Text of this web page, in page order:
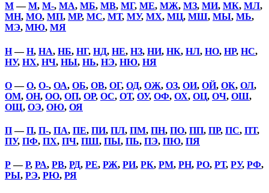
М—М, М-, МА, МБ, МВ, МГ, МЕ, МЖ, МЗ, МИ, МК, МЛ,
МН, МО, МП, МР, МС, МТ, МУ, МХ, МЦ, МШ, МЫ, МЬ,
МЭ, МЮ, МЯ
Н—Н, НА, НБ, НГ, НД, НЕ, НЗ, НИ, НК, НЛ, НО, НР, НС,
НУ, НХ, НЧ, НЫ, НЬ, НЭ, НЮ, НЯ
О—О, О-, ОА, ОБ, ОВ, ОГ, ОД, ОЖ, ОЗ, ОИ, ОЙ, ОК, ОЛ,
ОМ, ОН, ОО, ОП, ОР, ОС, ОТ, ОУ, ОФ, ОХ, ОЦ, ОЧ, ОШ,
ОЩ, ОЭ, ОЮ, ОЯ
П—П, П-, ПА, ПЕ, ПИ, ПЛ, ПМ, ПН, ПО, ПП, ПР, ПС, ПТ,
ПУ, ПФ, ПХ, ПЧ, ПШ, ПЫ, ПЬ, ПЭ, ПЮ, ПЯ
Р—Р, РА, РВ, РД, РЕ, РЖ, РИ, РК, РМ, РН, РО, РТ, РУ, РФ,
РЫ, РЭ, РЮ, РЯ